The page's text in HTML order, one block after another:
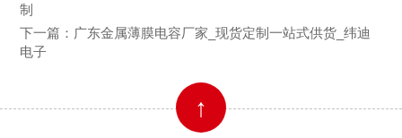
制
下一篇： 广东金属薄膜电容厂家_现货定制一站式供货_纬迪
电子
↑